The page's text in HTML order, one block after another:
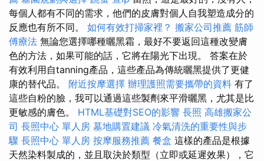
每個人都有不同的需求，他們的皮膚對個人自我塑造成分的
反應也有所不同。 如何有效打掃家裡？ 搬家公司推薦 筋師
傅療法 無論您選擇哪種曬黑霜，最好不要返回這種改變膚
色的方法，如果可能的話，它將在陽光下出現。 答案在於
有效利用自tanning產品，這些產品為傳統曬黑提供了更健
康的替代品。 附近按摩選擇 辦理護照需要攜帶的資料 有了
這些自粉的臉，我可以通過這些製劑來平滑曬黑，尤其是比
更敏感的膚色。 HTML基礎對SEO的影響 長照 高雄搬家公
司 長照中心 單人房 墓地購置建議 冷氣清洗的重要性與步
驟 長照中心 單人房 按摩服務推薦 餐盒 這樣的產品是根據
天然染料製成的，並且取決於類型（立即或延遲效果），它